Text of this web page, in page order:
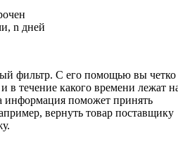
n дней
фильтр. С его помощью вы четко
и в течение какого времени лежат
информация поможет принять
вернуть товар поставщику